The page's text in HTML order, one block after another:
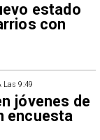
estado
con
Las 9:49
jóvenes de
encuesta